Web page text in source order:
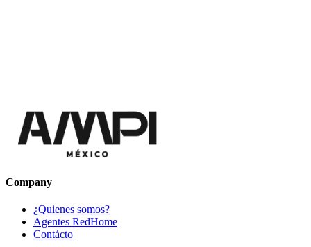
Company
¿Quienes somos?
Agentes RedHome
Contácto